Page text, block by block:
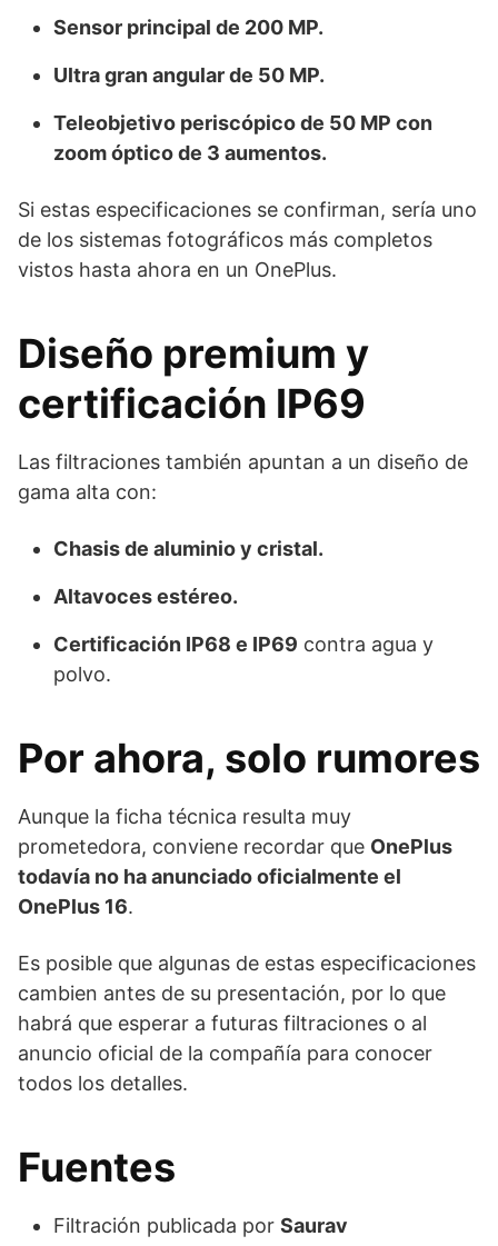
Sensor principal de 200 MP.
Ultra gran angular de 50 MP.
Teleobjetivo periscópico de 50 MP con
zoom óptico de 3 aumentos.
Si estas especificaciones se confirman, sería uno
de los sistemas fotográficos más completos
vistos hasta ahora en un OnePlus.
Diseño premium y
certificación IP69
Las filtraciones también apuntan a un diseño de
gama alta con:
Chasis de aluminio y cristal.
Altavoces estéreo.
Certificación IP68 e IP69 contra agua y
polvo.
Por ahora, solo rumores
Aunque la ficha técnica resulta muy
prometedora, conviene recordar que OnePlus
todavía no ha anunciado oficialmente el
OnePlus 16.
Es posible que algunas de estas especificaciones
cambien antes de su presentación, por lo que
habrá que esperar a futuras filtraciones o al
anuncio oficial de la compañía para conocer
todos los detalles.
Fuentes
Filtración publicada por Saurav